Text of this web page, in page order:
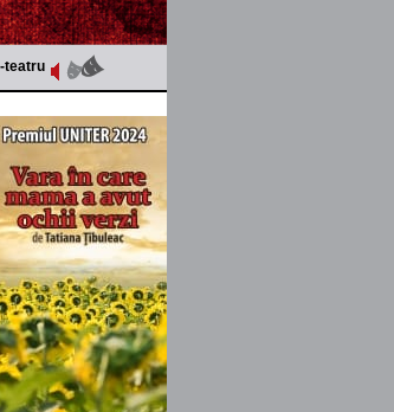
teatru